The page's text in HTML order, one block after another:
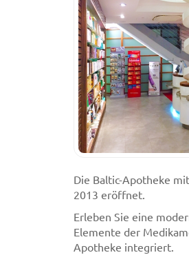
Die Baltic-Apotheke
2013 eröffnet.
Erleben Sie eine
Elemente der
Apotheke integriert.